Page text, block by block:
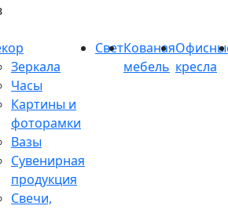
Зеркала
Часы
Картины и
фоторамки
Вазы
Сувенирная
продукция
Свечи,
СветКованая
мебель кресла